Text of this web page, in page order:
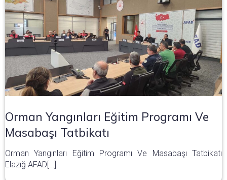
Orman Yangınları Eğitim Programı Ve
Masabaşı Tatbikatı
Orman Yangınları Eğitim Programı Ve Masabaşı Tatbikatı
Elazığ AFAD[…]